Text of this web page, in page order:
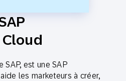
Cloud
SAP, est une SAP
les marketeurs à créer,